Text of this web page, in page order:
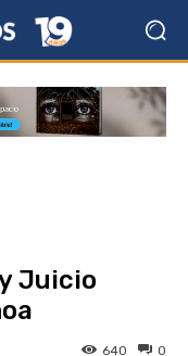
Juicio
0
640